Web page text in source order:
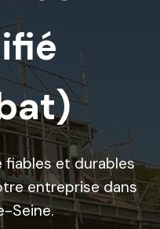
et durables
entreprise dans
Seine.